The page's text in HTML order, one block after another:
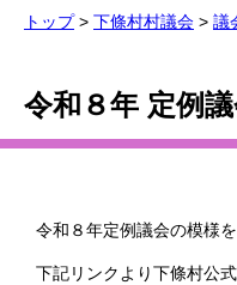
トップ> 下條村村議会 > 議
令和８年 定例
令和８年定例議会の模様
下記リンクより下條村公